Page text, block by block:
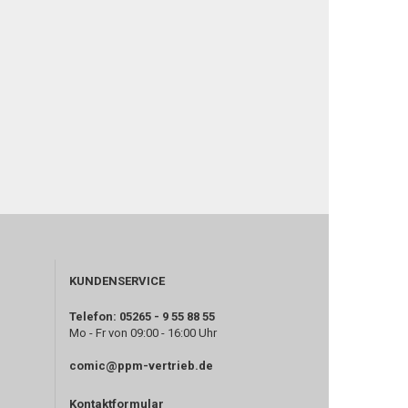
KUNDENSERVICE
Telefon: 05265 - 9 55 88 55
Mo - Fr von 09:00 - 16:00 Uhr
comic@ppm-vertrieb.de
Kontaktformular